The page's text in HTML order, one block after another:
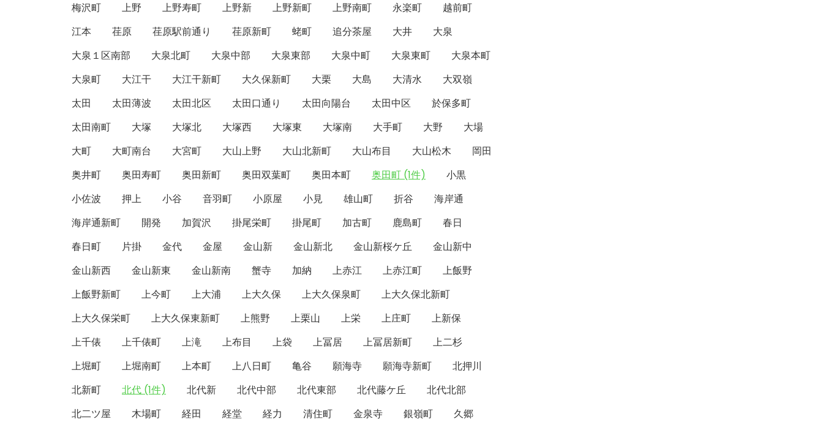
梅沢町
上野 上野寿町 上野新 上野新町 上野南町 永楽町
越前町
江本
荏原 荏原駅前通り 荏原新町 蛯町 追分茶屋 大井
大泉
大泉１区南部
大泉北町 大泉中部 大泉東部 大泉中町 大泉東町
大泉本町
大泉町
大江干 大江干新町 大久保新町 大栗 大島 大清水
大双嶺
太田
太田薄波 太田北区 太田口通り 太田向陽台 太田中区
於保多町
太田南町
大塚 大塚北 大塚西 大塚東 大塚南 大手町 大野
大場
大町
大町南台 大宮町 大山上野 大山北新町 大山布目 大山松木
岡田
奥井町
奥田寿町 奥田新町 奥田双葉町 奥田本町 奥田町 (1件)
小黒
小佐波
押上 小谷 音羽町 小原屋 小見 雄山町 折谷
海岸通
海岸通新町
開発 加賀沢 掛尾栄町 掛尾町 加古町 鹿島町
春日
春日町
片掛 金代 金屋 金山新 金山新北 金山新桜ケ丘
金山新中
金山新西
金山新東 金山新南 蟹寺 加納 上赤江 上赤江町
上飯野
上飯野新町
上今町 上大浦 上大久保 上大久保泉町
上大久保北新町
上大久保栄町
上大久保東新町 上熊野 上栗山 上栄 上庄町
上新保
上千俵
上千俵町 上滝 上布目 上袋 上冨居 上冨居新町
上二杉
上堀町
上堀南町 上本町 上八日町 亀谷 願海寺 願海寺新町
北押川
北新町
北代 (1件) 北代新 北代中部 北代東部 北代藤ケ丘
北代北部
北二ツ屋
木場町 経田 経堂 経力 清住町 金泉寺 銀嶺町
久郷